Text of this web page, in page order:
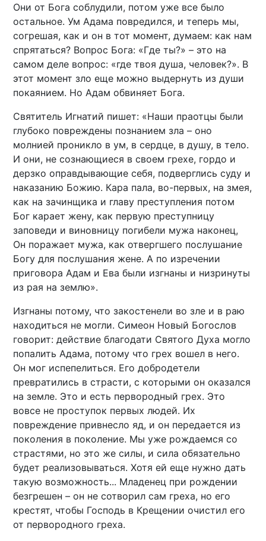
Они от Бога соблудили, потом уже все было
остальное. Ум Адама повредился, и теперь мы,
согрешая, как и он в тот момент, думаем: как нам
спрятаться? Вопрос Бога: «Где ты?» – это на
самом деле вопрос: «где твоя душа, человек?». В
этот момент зло еще можно выдернуть из души
покаянием. Но Адам обвиняет Бога.
Святитель Игнатий пишет: «Наши праотцы были
глубоко повреждены познанием зла – оно
молнией проникло в ум, в сердце, в душу, в тело.
И они, не сознающиеся в своем грехе, гордо и
дерзко оправдывающие себя, подверглись суду и
наказанию Божию. Кара пала, во-первых, на змея,
как на зачинщика и главу преступления потом
Бог карает жену, как первую преступницу
заповеди и виновницу погибели мужа наконец,
Он поражает мужа, как отвергшего послушание
Богу для послушания жене. А по изречении
приговора Адам и Ева были изгнаны и низринуты
из рая на землю».
Изгнаны потому, что закостенели во зле и в раю
находиться не могли. Симеон Новый Богослов
говорит: действие благодати Святого Духа могло
попалить Адама, потому что грех вошел в него.
Он мог испепелиться. Его добродетели
превратились в страсти, с которыми он оказался
на земле. Это и есть первородный грех. Это
вовсе не проступок первых людей. Их
повреждение привнесло яд, и он передается из
поколения в поколение. Мы уже рождаемся со
страстями, но это же силы, и сила обязательно
будет реализовываться. Хотя ей еще нужно дать
такую возможность... Младенец при рождении
безгрешен – он не сотворил сам греха, но его
крестят, чтобы Господь в Крещении очистил его
от первородного греха.